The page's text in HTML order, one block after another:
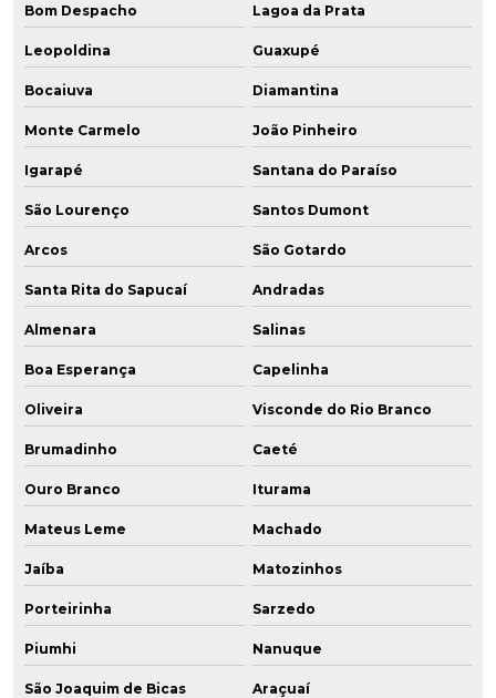
Bom Despacho Lagoa da Prata
Leopoldina Guaxupé
Bocaiuva Diamantina
Monte Carmelo João Pinheiro
Igarapé Santana do Paraíso
São Lourenço Santos Dumont
Arcos São Gotardo
Santa Rita do Sapucaí Andradas
Almenara Salinas
Boa Esperança Capelinha
Oliveira Visconde do Rio Branco
Brumadinho Caeté
Ouro Branco Iturama
Mateus Leme Machado
Jaíba Matozinhos
Porteirinha Sarzedo
Piumhi Nanuque
São Joaquim de Bicas Araçuaí